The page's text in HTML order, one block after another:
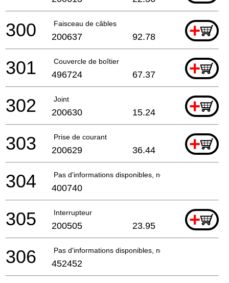
Faisceau de câbles +
300 200637 92.78
Couvercle de boîtier +
301 496724 67.37
Joint +
302 200630 15.24
Prise de courant +
303 200629 36.44
Pas d'informations disponibles, non commandable
304 400740
Interrupteur +
305 200505 23.95
Pas d'informations disponibles, non commandable
306 452452